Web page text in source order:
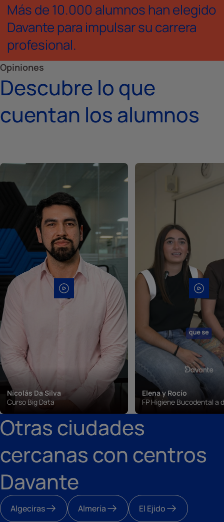
Más de 10.000 alumnos han elegido
Davante para impulsar su carrera
profesional.
Opiniones
Descubre lo que
cuentan los alumnos
Nicolás Da Silva
Curso Big Data
Elena y Rocío
FP Higiene Bucodental a
Otras ciudades
cercanas con centros
Davante
Algeciras Almería El Ejido